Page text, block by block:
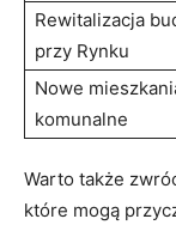
Rewitalizacja
przy Rynku
Nowe
komunalne
Warto także
które mogą